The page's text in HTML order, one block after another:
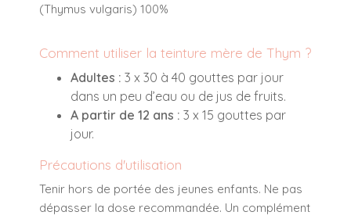
(Thymus vulgaris) 100%
Comment utiliser la teinture mère de Thym ?
Adultes : 3 x 30 à 40 gouttes par jour
dans un peu d’eau ou de jus de fruits.
A partir de 12 ans : 3 x 15 gouttes par
jour.
Précautions d'utilisation
Tenir hors de portée des jeunes enfants. Ne pas
dépasser la dose recommandée. Un complément